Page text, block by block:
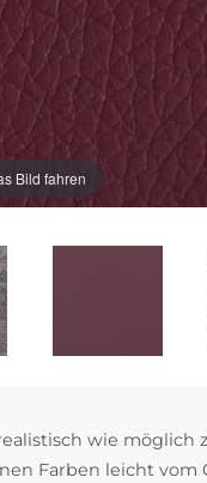
Bild fahren
wie möglich
Farben leicht vom